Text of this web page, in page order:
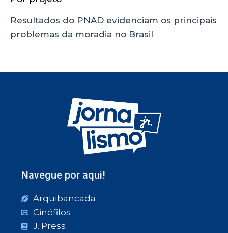
Resultados do PNAD evidenciam os principais
problemas da moradia no Brasil
Navegue por aqui!
Arquibancada
Cinéfilos
J. Press